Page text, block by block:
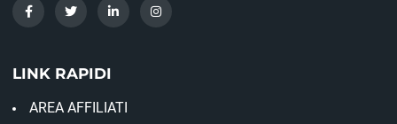
LINK RAPIDI
AREA AFFILIATI